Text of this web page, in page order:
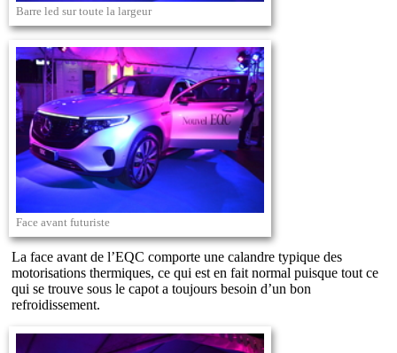
Barre led sur toute la largeur
Face avant futuriste
La face avant de l’EQC comporte une calandre typique des
motorisations thermiques, ce qui est en fait normal puisque tout ce
qui se trouve sous le capot a toujours besoin d’un bon
refroidissement.